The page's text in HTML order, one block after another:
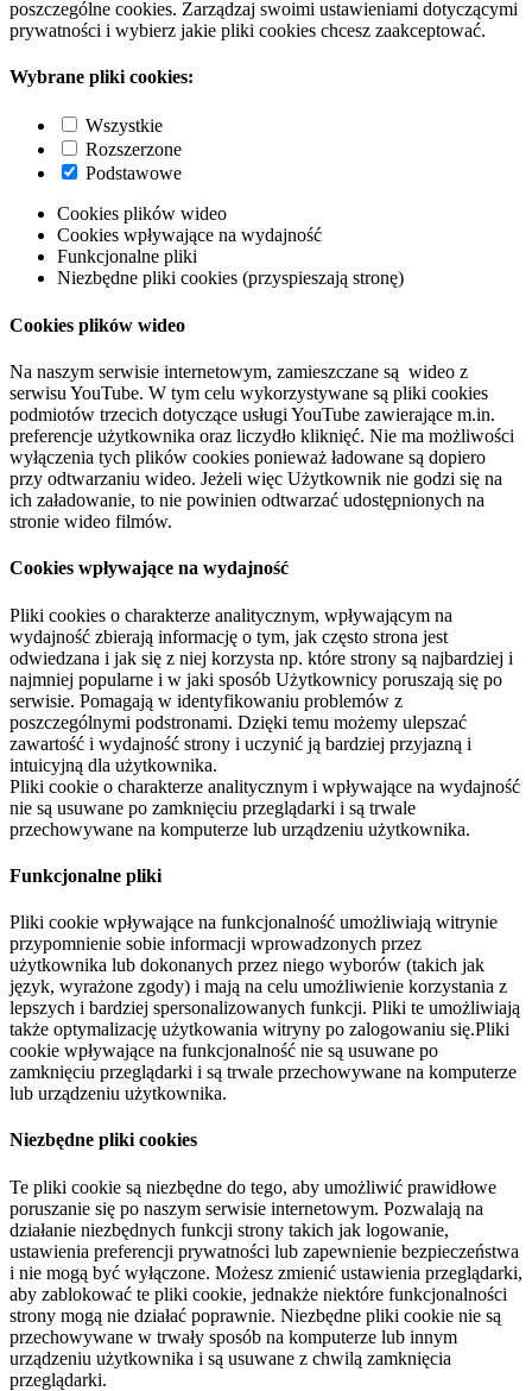
poszczególne cookies. Zarządzaj swoimi ustawieniami dotyczącymi
prywatności i wybierz jakie pliki cookies chcesz zaakceptować.
Wybrane pliki cookies:
Wszystkie
Rozszerzone
Podstawowe
Cookies plików wideo
Cookies wpływające na wydajność
Funkcjonalne pliki
Niezbędne pliki cookies (przyspieszają stronę)
Cookies plików wideo
Na naszym serwisie internetowym, zamieszczane są wideo z
serwisu YouTube. W tym celu wykorzystywane są pliki cookies
podmiotów trzecich dotyczące usługi YouTube zawierające m.in.
preferencje użytkownika oraz liczydło kliknięć. Nie ma możliwości
wyłączenia tych plików cookies ponieważ ładowane są dopiero
przy odtwarzaniu wideo. Jeżeli więc Użytkownik nie godzi się na
ich załadowanie, to nie powinien odtwarzać udostępnionych na
stronie wideo filmów.
Cookies wpływające na wydajność
Pliki cookies o charakterze analitycznym, wpływającym na
wydajność zbierają informację o tym, jak często strona jest
odwiedzana i jak się z niej korzysta np. które strony są najbardziej i
najmniej popularne i w jaki sposób Użytkownicy poruszają się po
serwisie. Pomagają w identyfikowaniu problemów z
poszczególnymi podstronami. Dzięki temu możemy ulepszać
zawartość i wydajność strony i uczynić ją bardziej przyjazną i
intuicyjną dla użytkownika.
Pliki cookie o charakterze analitycznym i wpływające na wydajność
nie są usuwane po zamknięciu przeglądarki i są trwale
przechowywane na komputerze lub urządzeniu użytkownika.
Funkcjonalne pliki
Pliki cookie wpływające na funkcjonalność umożliwiają witrynie
przypomnienie sobie informacji wprowadzonych przez
użytkownika lub dokonanych przez niego wyborów (takich jak
język, wyrażone zgody) i mają na celu umożliwienie korzystania z
lepszych i bardziej spersonalizowanych funkcji. Pliki te umożliwiają
także optymalizację użytkowania witryny po zalogowaniu się.Pliki
cookie wpływające na funkcjonalność nie są usuwane po
zamknięciu przeglądarki i są trwale przechowywane na komputerze
lub urządzeniu użytkownika.
Niezbędne pliki cookies
Te pliki cookie są niezbędne do tego, aby umożliwić prawidłowe
poruszanie się po naszym serwisie internetowym. Pozwalają na
działanie niezbędnych funkcji strony takich jak logowanie,
ustawienia preferencji prywatności lub zapewnienie bezpieczeństwa
i nie mogą być wyłączone. Możesz zmienić ustawienia przeglądarki,
aby zablokować te pliki cookie, jednakże niektóre funkcjonalności
strony mogą nie działać poprawnie. Niezbędne pliki cookie nie są
przechowywane w trwały sposób na komputerze lub innym
urządzeniu użytkownika i są usuwane z chwilą zamknięcia
przeglądarki.